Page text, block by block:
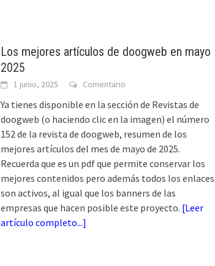
Los mejores artículos de doogweb en mayo
2025
1 junio, 2025 Comentario
Ya tienes disponible en la sección de Revistas de
doogweb (o haciendo clic en la imagen) el número
152 de la revista de doogweb, resumen de los
mejores artículos del mes de mayo de 2025.
Recuerda que es un pdf que permite conservar los
mejores contenidos pero además todos los enlaces
son activos, al igual que los banners de las
empresas que hacen posible este proyecto. [Leer
artículo completo...]